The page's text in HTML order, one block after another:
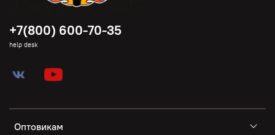
Оптовикам
+7(800) 600-70-35
help desk